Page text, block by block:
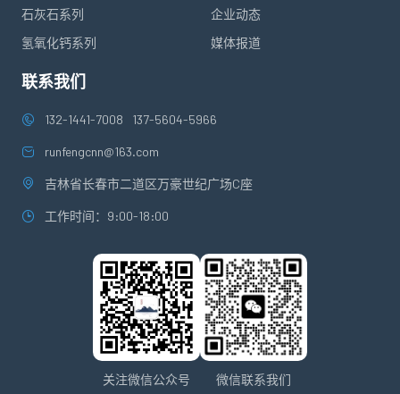
石灰石系列
氢氧化钙系列
企业动态
媒体报道
联系我们
132-1441-7008 137-5604-5966
runfengcnn@163.com
吉林省长春市二道区万豪世纪广场C座
工作时间：9:00-18:00
关注微信公众号 微信联系我们